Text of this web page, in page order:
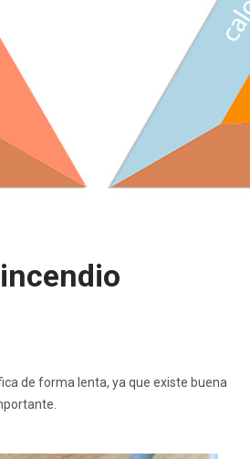
de forma lenta, ya que existe buena